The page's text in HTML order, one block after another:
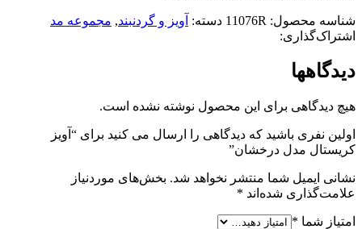
شناسه محصول: 11076R دسته: آویز و گردنبند, مجموعه مد
اشتراک‌گذاری:
دیدگاهها
هیچ دیدگاهی برای این محصول نوشته نشده است.
اولین نفری باشید که دیدگاهی را ارسال می کنید برای “آویز
کریستال مدل درخشان”
نشانی ایمیل شما منتشر نخواهد شد. بخش‌های موردنیاز
علامت‌گذاری شده‌اند *
امتیاز شما *